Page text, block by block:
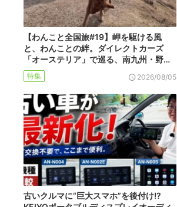
【わんこと全国旅#19】岬を駆ける風
と、わんことの絆。ダイレクトカーズ
「オーステリア」で巡る、南九州・野…
特集 2026/08/05
古いクルマに“巨大スマホ”を後付け!?